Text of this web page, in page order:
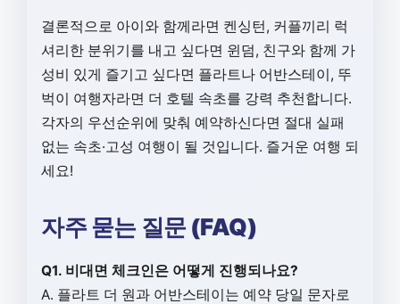
결론적으로 아이와 함께라면 켄싱턴, 커플끼리 럭
셔리한 분위기를 내고 싶다면 윈덤, 친구와 함께 가
성비 있게 즐기고 싶다면 플라트나 어반스테이, 뚜
벅이 여행자라면 더 호텔 속초를 강력 추천합니다.
각자의 우선순위에 맞춰 예약하신다면 절대 실패
없는 속초·고성 여행이 될 것입니다. 즐거운 여행 되
세요!
자주 묻는 질문 (FAQ)
Q1. 비대면 체크인은 어떻게 진행되나요?
A. 플라트 더 원과 어반스테이는 예약 당일 문자로